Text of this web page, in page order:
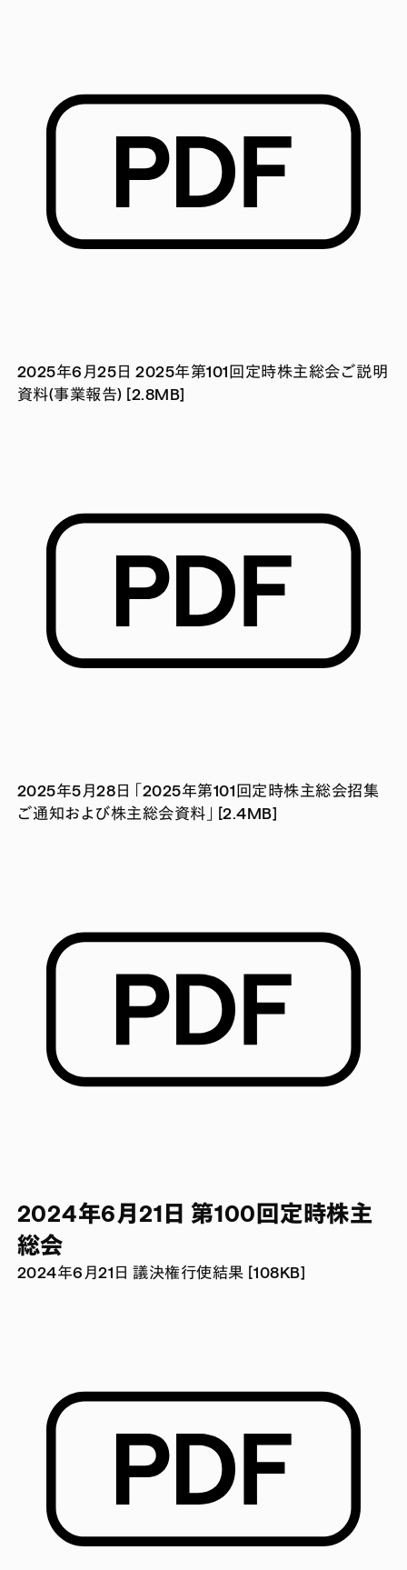
2025年6月25日 2025年第101回定時株主総会ご説明
資料(事業報告) [2.8MB]
2025年5月28日 「2025年第101回定時株主総会招集
ご通知および株主総会資料」 [2.4MB]
2024年6月21日 第100回定時株主
総会
2024年6月21日 議決権行使結果 [108KB]